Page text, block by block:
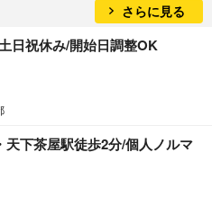
さらに見る
日祝休み/開始日調整OK
天下茶屋駅徒歩2分/個人ノルマ